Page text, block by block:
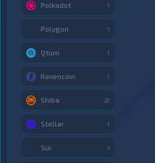
Polkadot 1
Polygon 1
Qtum 1
Ravencoin 1
Shiba 2
Stellar 1
Sui 1